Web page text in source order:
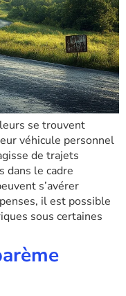
se trouvent
véhicule personnel
de trajets
dans le cadre
s’avérer
il est possible
sous certaines